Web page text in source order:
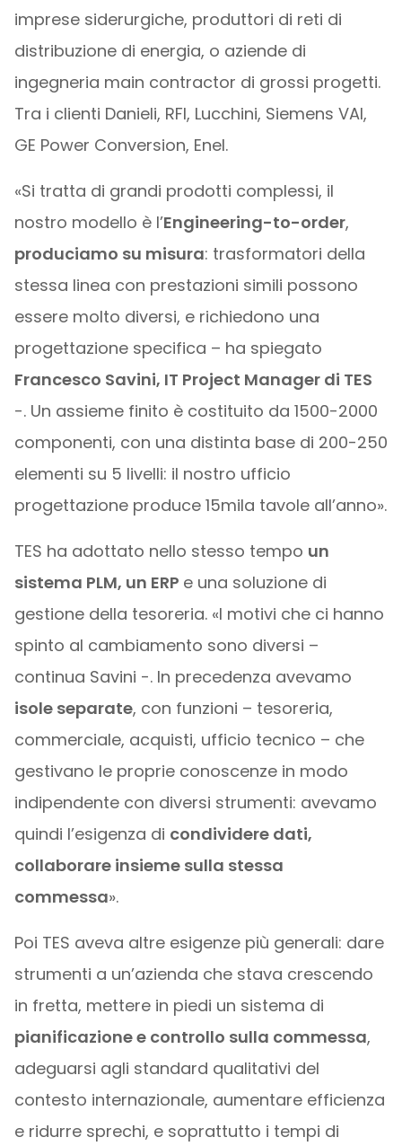
imprese siderurgiche, produttori di reti di
distribuzione di energia, o aziende di
ingegneria main contractor di grossi progetti.
Tra i clienti Danieli, RFI, Lucchini, Siemens VAI,
GE Power Conversion, Enel.
«Si tratta di grandi prodotti complessi, il
nostro modello è l’Engineering-to-order,
produciamo su misura: trasformatori della
stessa linea con prestazioni simili possono
essere molto diversi, e richiedono una
progettazione specifica – ha spiegato
Francesco Savini, IT Project Manager di TES
-. Un assieme finito è costituito da 1500-2000
componenti, con una distinta base di 200-250
elementi su 5 livelli: il nostro ufficio
progettazione produce 15mila tavole all’anno».
TES ha adottato nello stesso tempo un
sistema PLM, un ERP e una soluzione di
gestione della tesoreria. «I motivi che ci hanno
spinto al cambiamento sono diversi –
continua Savini -. In precedenza avevamo
isole separate, con funzioni – tesoreria,
commerciale, acquisti, ufficio tecnico – che
gestivano le proprie conoscenze in modo
indipendente con diversi strumenti: avevamo
quindi l’esigenza di condividere dati,
collaborare insieme sulla stessa
commessa».
Poi TES aveva altre esigenze più generali: dare
strumenti a un’azienda che stava crescendo
in fretta, mettere in piedi un sistema di
pianificazione e controllo sulla commessa,
adeguarsi agli standard qualitativi del
contesto internazionale, aumentare efficienza
e ridurre sprechi, e soprattutto i tempi di